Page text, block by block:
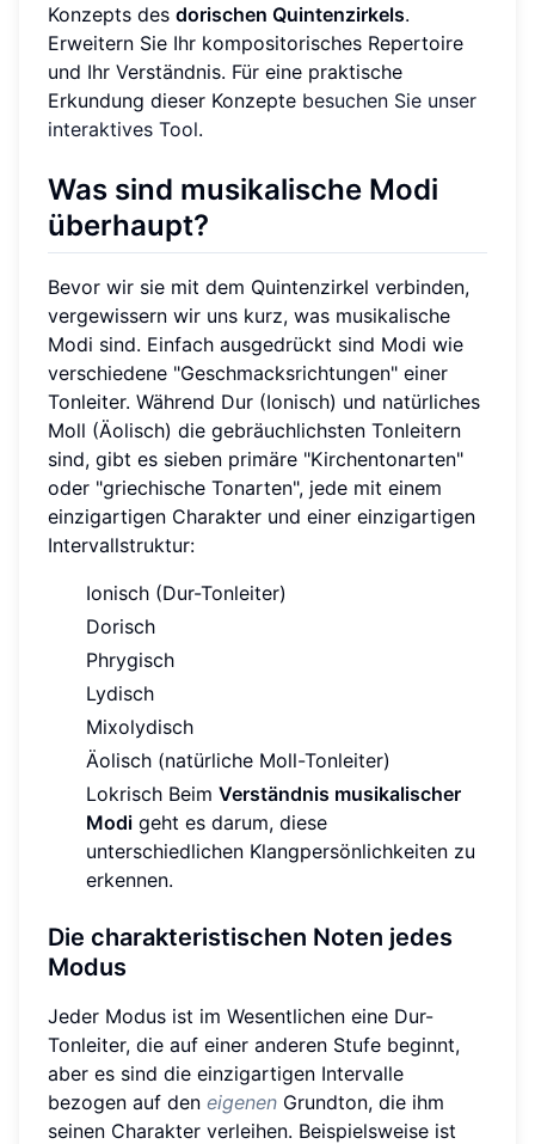
Konzepts des dorischen Quintenzirkels.
Erweitern Sie Ihr kompositorisches Repertoire
und Ihr Verständnis. Für eine praktische
Erkundung dieser Konzepte besuchen Sie unser
interaktives Tool.
Was sind musikalische Modi
überhaupt?
Bevor wir sie mit dem Quintenzirkel verbinden,
vergewissern wir uns kurz, was musikalische
Modi sind. Einfach ausgedrückt sind Modi wie
verschiedene "Geschmacksrichtungen" einer
Tonleiter. Während Dur (Ionisch) und natürliches
Moll (Äolisch) die gebräuchlichsten Tonleitern
sind, gibt es sieben primäre "Kirchentonarten"
oder "griechische Tonarten", jede mit einem
einzigartigen Charakter und einer einzigartigen
Intervallstruktur:
Ionisch (Dur-Tonleiter)
Dorisch
Phrygisch
Lydisch
Mixolydisch
Äolisch (natürliche Moll-Tonleiter)
Lokrisch Beim Verständnis musikalischer
Modi geht es darum, diese
unterschiedlichen Klangpersönlichkeiten zu
erkennen.
Die charakteristischen Noten jedes
Modus
Jeder Modus ist im Wesentlichen eine Dur-
Tonleiter, die auf einer anderen Stufe beginnt,
aber es sind die einzigartigen Intervalle
bezogen auf den eigenen Grundton, die ihm
seinen Charakter verleihen. Beispielsweise ist